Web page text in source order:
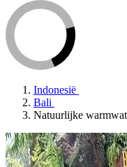
Indonesië
Bali
Natuurlijke